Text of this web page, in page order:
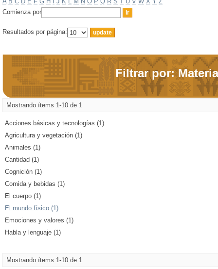
Comienza por
Resultados por página:
Filtrar por: Materia
Mostrando ítems 1-10 de 1
Acciones básicas y tecnologías (1)
Agricultura y vegetación (1)
Animales (1)
Cantidad (1)
Cognición (1)
Comida y bebidas (1)
El cuerpo (1)
El mundo físico (1)
Emociones y valores (1)
Habla y lenguaje (1)
Mostrando ítems 1-10 de 1